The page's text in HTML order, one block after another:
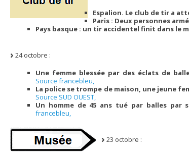
Espalion. Le club de tir a
Paris : Deux personnes
Pays basque : un tir accidentel finit dans le
24 octobre :
Une femme blessée par des éclats de
Source francebleu,
La police se trompe de maison, une jeune
Source SUD OUEST,
Un homme de 45 ans tué par balles par
francebleu,
23 octobre :